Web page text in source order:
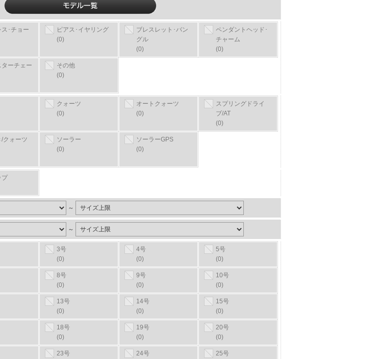
･チョー
ピアス･イヤリング
(0)
ブレスレット･バン
グル
(0)
ペンダントヘッド･
チャーム
(0)
ターチェー
その他
(0)
クォーツ
(0)
オートクォーツ
(0)
スプリングドライ
ブ/AT
(0)
クォーツ
ソーラー
(0)
ソーラーGPS
(0)
プ
～
～
3号
(0)
4号
(0)
5号
(0)
8号
(0)
9号
(0)
10号
(0)
13号
(0)
14号
(0)
15号
(0)
18号
(0)
19号
(0)
20号
(0)
23号
24号
25号